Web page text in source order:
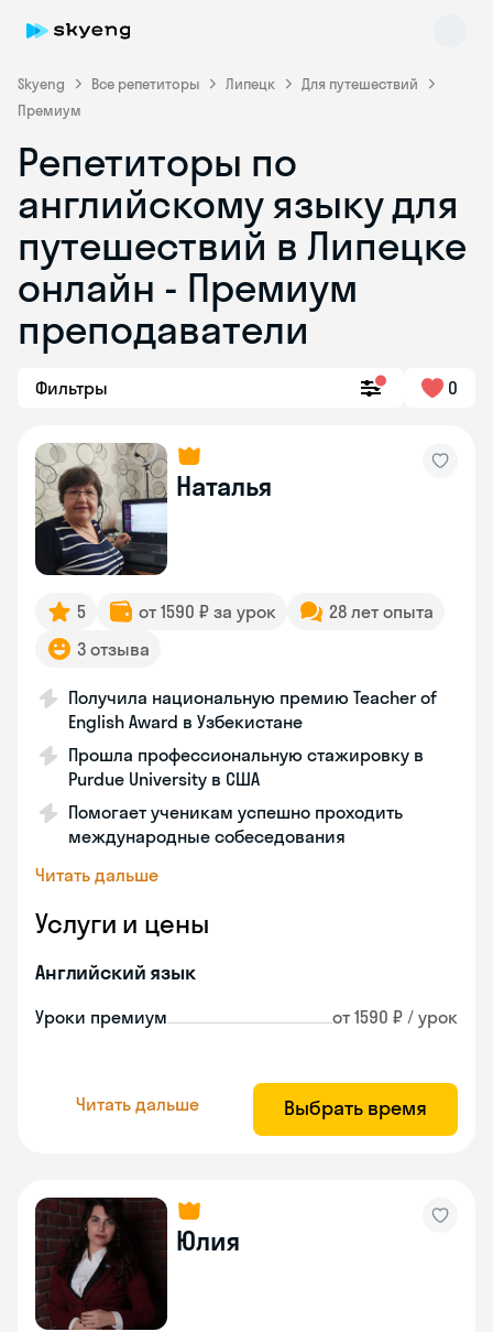
Skyeng Все репетиторы Липецк
Для путешествий
Премиум
Репетиторы по
английскому языку для
путешествий в Липецке
онлайн - Премиум
преподаватели
Фильтры 0
Наталья
5 от 1590 ₽ за урок
28 лет опыта
3 отзыва
Получила национальную премию Teacher of
English Award в Узбекистане
Прошла профессиональную стажировку в
Purdue University в США
Помогает ученикам успешно проходить
международные собеседования
Читать дальше
Услуги и цены
Английский язык
Уроки премиум от 1590 ₽ / урок
Читать дальше Выбрать время
Юлия
Skyeng Chat